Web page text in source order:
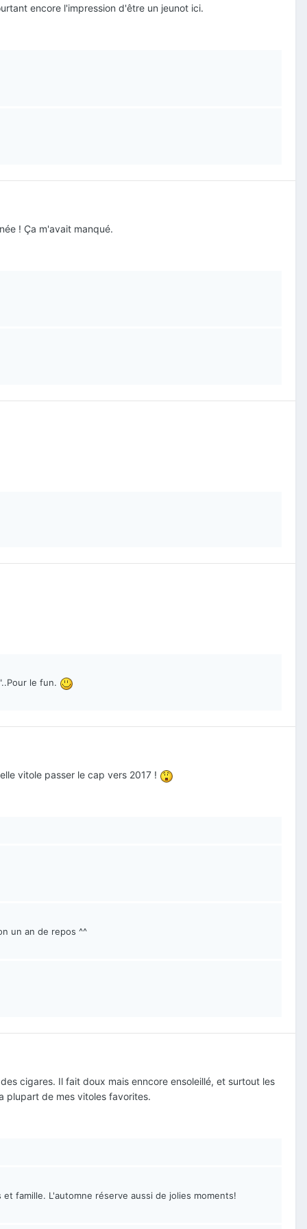
encore l'impression d'être un jeunot ici.
! Ça m'avait manqué.
le fun.
vitole passer le cap vers 2017 !
un an de repos ^^
cigares. Il fait doux mais enncore ensoleillé, et surtout les
plupart de mes vitoles favorites.
famille. L'automne réserve aussi de jolies moments!